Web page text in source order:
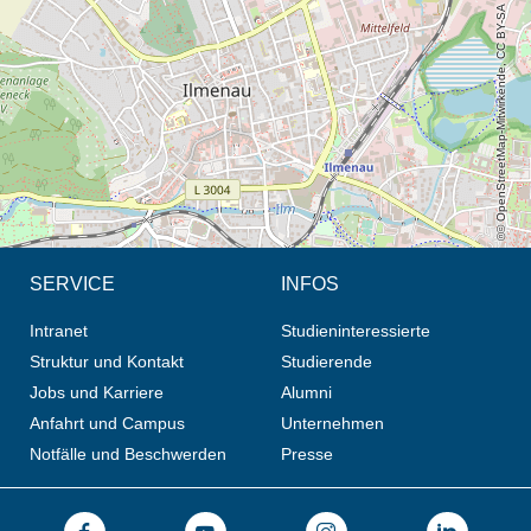
© OpenStreetMap-Mitwirkende, CC BY-SA
SERVICE
Intranet
Struktur und Kontakt
Jobs und Karriere
Anfahrt und Campus
Notfälle und Beschwerden
INFOS
Studieninteressierte
Studierende
Alumni
Unternehmen
Presse